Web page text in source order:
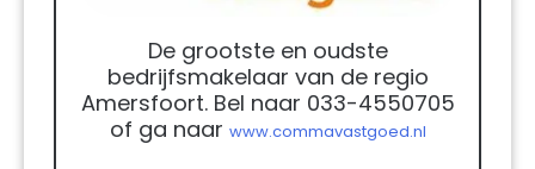
De grootste en oudste
bedrijfsmakelaar van de regio
Amersfoort. Bel naar 033-4550705
of ga naar www.commavastgoed.nl